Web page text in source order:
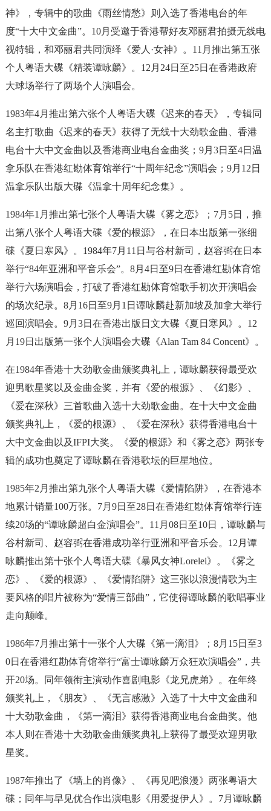
神》，专辑中的歌曲《雨丝情愁》则入选了香港电台的年
度“十大中文金曲”。10月受邀于香港帮好友邓丽君拍摄无线电
视特辑，和邓丽君共同演绎《爱人·女神》。11月推出第五张
个人粤语大碟《精装谭咏麟》。12月24日至25日在香港政府
大球场举行了两场个人演唱会。
1983年4月推出第六张个人粤语大碟《迟来的春天》，专辑同
名主打歌曲《迟来的春天》获得了无线十大劲歌金曲、香港
电台十大中文金曲以及香港商业电台金曲奖；9月3日至4日温
拿乐队在香港红勘体育馆举行“十周年纪念”演唱会；9月12日
温拿乐队出版大碟《温拿十周年纪念集》。
1984年1月推出第七张个人粤语大碟《雾之恋》；7月5日，推
出第八张个人粤语大碟《爱的根源》，在日本出版第一张细
碟《夏日寒风》。1984年7月11日与谷村新司，赵容弼在日本
举行“84年亚洲和平音乐会”。8月4日至9日在香港红勘体育馆
举行六场演唱会，打破了香港红勘体育馆歌手初次开演唱会
的场次纪录。8月16日至9月1日谭咏麟赴新加坡及加拿大举行
巡回演唱会。9月3日在香港出版日文大碟《夏日寒风》。12
月19日出版第一张个人演唱会大碟《Alan Tam 84 Concent》。
在1984年香港十大劲歌金曲颁奖典礼上，谭咏麟获得最受欢
迎男歌星奖以及金曲金奖，并有《爱的根源》、《幻影》、
《爱在深秋》三首歌曲入选十大劲歌金曲。在十大中文金曲
颁奖典礼上，《爱的根源》、《爱在深秋》获得香港电台十
大中文金曲以及IFPI大奖。《爱的根源》和《雾之恋》两张专
辑的成功也奠定了谭咏麟在香港歌坛的巨星地位。
1985年2月推出第九张个人粤语大碟《爱情陷阱》，在香港本
地累计销量100万张。7月9日至28日在香港红勘体育馆举行连
续20场的“谭咏麟超白金演唱会”。11月08日至10日，谭咏麟与
谷村新司、赵容弼在香港成功举行亚洲和平音乐会。12月谭
咏麟推出第十张个人粤语大碟《暴风女神Lorelei》。《雾之
恋》、《爱的根源》、《爱情陷阱》这三张以浪漫情歌为主
要风格的唱片被称为“爱情三部曲”，它使得谭咏麟的歌唱事业
走向颠峰。
1986年7月推出第十一张个人大碟《第一滴泪》；8月15日至3
0日在香港红勘体育馆举行“富士谭咏麟万众狂欢演唱会”，共
开20场。同年领衔主演动作喜剧电影《龙兄虎弟》。在年终
颁奖礼上，《朋友》、《无言感激》入选了十大中文金曲和
十大劲歌金曲，《第一滴泪》获得香港商业电台金曲奖。他
本人则在香港十大劲歌金曲颁奖典礼上获得了最受欢迎男歌
星奖。
1987年推出了《墙上的肖像》、《再见吧浪漫》两张粤语大
碟；同年与早见优合作出演电影《用爱捉伊人》。7月谭咏麟